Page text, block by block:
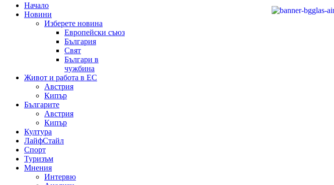
Начало
Новини
Изберете новина
Европейски съюз
България
Свят
Българи в
чужбина
Живот и работа в ЕС
Австрия
Кипър
Българите
Австрия
Кипър
Култура
ЛайфСтайл
Спорт
Туризъм
Мнения
Интервю